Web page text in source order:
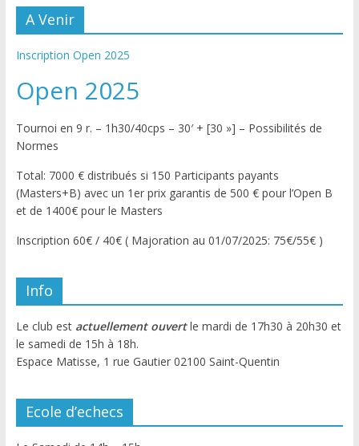
A Venir
Inscription Open 2025
Open 2025
Tournoi en 9 r. – 1h30/40cps – 30′ + [30 »] – Possibilités de
Normes
Total: 7000 € distribués si 150 Participants payants
(Masters+B) avec un 1er prix garantis de 500 € pour l’Open B
et de 1400€ pour le Masters
Inscription 60€ / 40€ ( Majoration au 01/07/2025: 75€/55€ )
Info
Le club estactuellement ouvertle mardi de 17h30 à 20h30 et
le samedi de 15h à 18h.
Espace Matisse, 1 rue Gautier 02100 Saint-Quentin
Ecole d’echecs